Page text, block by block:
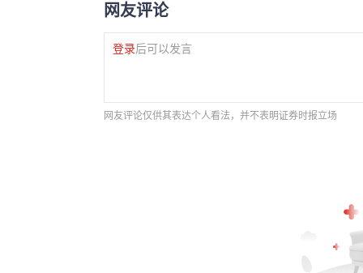
网友评论
登录后可以发言
网友评论仅供其表达个人看法，并不表明证券时报立场